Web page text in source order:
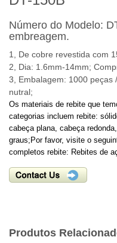
Número do Modelo:
embreagem.
1, De cobre revestida com
2,
Dia: 1.6mm-14mm;
3, Embalagem: 1000 peças
nutral;
Os materiais de rebite que
categorias incluem rebite:
cabeça plana, cabeça
graus; Por favor, visite o
completos rebite: Rebites de
Produtos